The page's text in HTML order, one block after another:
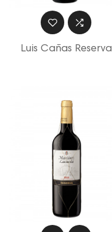
Luis Cañas Reserva